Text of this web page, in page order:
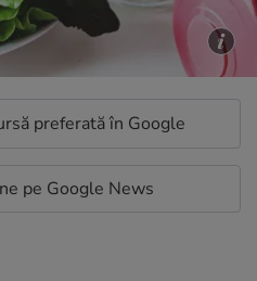
preferată în Google
pe Google News